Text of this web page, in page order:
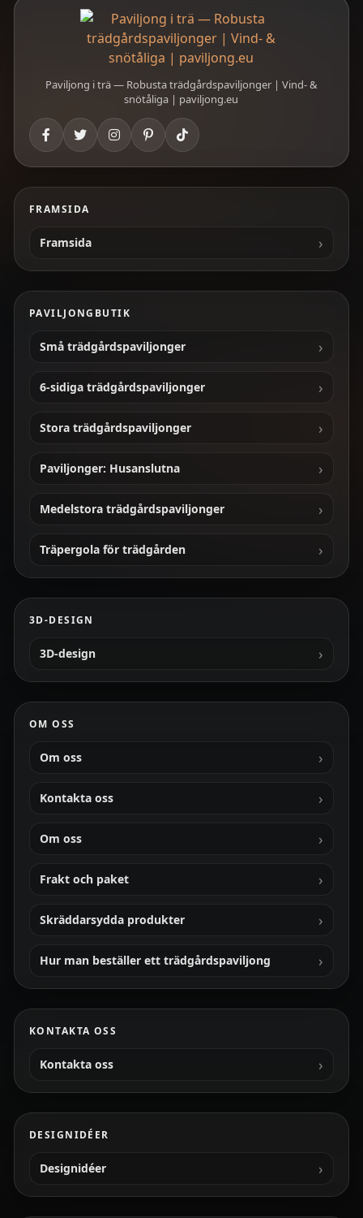
Paviljong i trä — Robusta trädgårdspaviljonger | Vind- &
snötåliga | paviljong.eu
FRAMSIDA
Framsida
PAVILJONGBUTIK
Små trädgårdspaviljonger
6-sidiga trädgårdspaviljonger
Stora trädgårdspaviljonger
Paviljonger: Husanslutna
Medelstora trädgårdspaviljonger
Träpergola för trädgården
3D-DESIGN
3D-design
OM OSS
Om oss
Kontakta oss
Om oss
Frakt och paket
Skräddarsydda produkter
Hur man beställer ett trädgårdspaviljong
KONTAKTA OSS
Kontakta oss
DESIGNIDÉER
Designidéer